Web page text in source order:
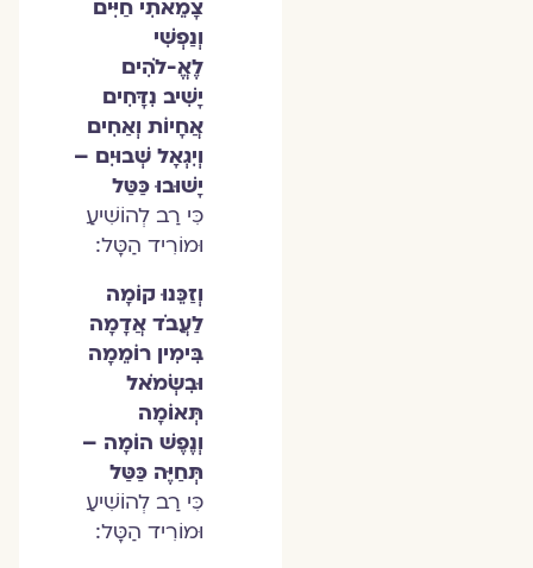
צָמֵאתִי חַיִּים
וְנַפְשִׁי
לֶאֱ-לֹהִים
יָשִׁיב נִדָּחִים
אֲחָיוֹת וְאַחִים
וְיִגְאָל שְׁבוּיִם –
יָשׁוּבוּ כַּטַּל
כִּי רַב לְהוֹשִׁיעַ
וּמוֹרִיד הַטָּל:
וְזַכֵּנוּ קוֹמָה
לַעֲבֹד אֲדָמָה
בִּימִין רוֹמֵמָה
וּבִשְׂמֹאל
תְּאוֹמָה
וְנֶפֶשׁ הוֹמָה –
תְּחַיֶּה כַּטַּל
כִּי רַב לְהוֹשִׁיעַ
וּמוֹרִיד הַטָּל: